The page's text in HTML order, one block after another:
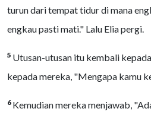
turun dari tempat tidur di mana
engkau pasti mati." Lalu Elia pergi.
5 Utusan-utusan itu kembali
kepada mereka, "Mengapa kamu
6 Kemudian mereka menjawab,